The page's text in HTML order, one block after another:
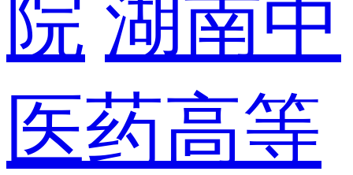
院 湖南中
医药高等